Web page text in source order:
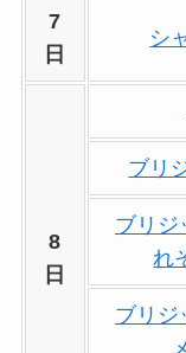
7
日
シ
8
日
ブリ
ブリジ
れ
ブリジ